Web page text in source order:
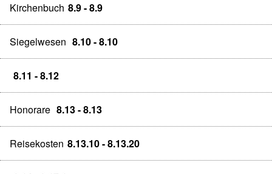
Kirchenbuch 8.9 - 8.9
Siegelwesen 8.10 - 8.10
8.11 - 8.12
Honorare 8.13 - 8.13
Reisekosten 8.13.10 - 8.13.20